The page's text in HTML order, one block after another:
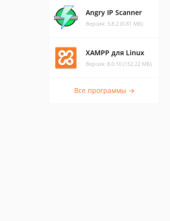
Angry IP Scanner
Версия: 3.8.2 (0.81 МБ)
XAMPP для Linux
Версия: 8.0.10 (152.22 МБ)
Все программы →